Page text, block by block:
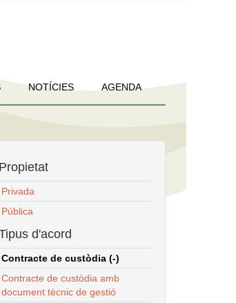
NOTÍCIES AGENDA
Propietat
Privada
Pública
d'acord
Contracte de custòdia (-)
Contracte de custòdia amb
document tècnic de gestió